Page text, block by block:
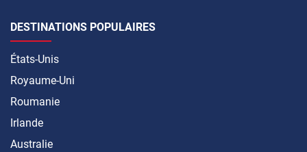
DESTINATIONS POPULAIRES
États-Unis
Royaume-Uni
Roumanie
Irlande
Australie